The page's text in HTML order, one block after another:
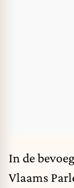
In de
Vlaams